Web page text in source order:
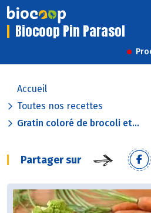
Biocoop Pin Parasol
Accueil
Toutes nos recettes
Gratin coloré de brocoli et...
Partager sur